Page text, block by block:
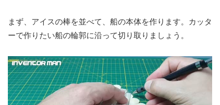
まず、アイスの棒を並べて、船の本体を作ります。カッタ
ーで作りたい船の輪郭に沿って切り取りましょう。